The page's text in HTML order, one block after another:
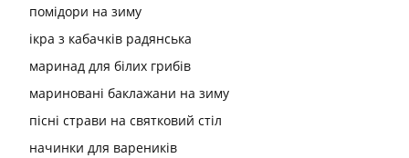
помідори на зиму
ікра з кабачків радянська
маринад для білих грибів
мариновані баклажани на зиму
пісні страви на святковий стіл
начинки для вареників